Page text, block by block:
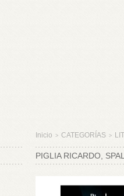
Inicio > CATEGORÍAS >
PIGLIA RICARDO,